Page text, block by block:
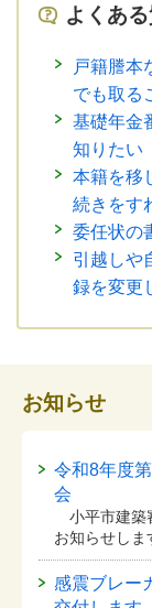
よくあ
戸籍謄本
でも取る
基礎年金
知りたい
本籍を移
続きをす
委任状の
引越しや
録を変更
お知らせ
令和8年度
会
小平市建築
お知らせしま
感震ブレー